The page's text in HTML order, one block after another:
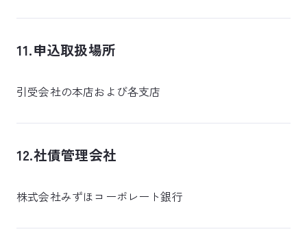
11.申込取扱場所
引受会社の本店および各支店
12.社債管理会社
株式会社みずほコーポレート銀行